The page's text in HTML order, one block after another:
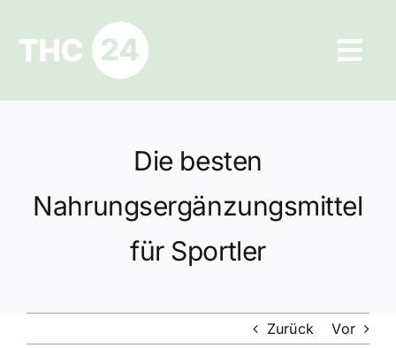
springen
Ratgeber
Datenschutz
Die besten
Nahrungsergänzungsmittel
für Sportler
Zurück Vor